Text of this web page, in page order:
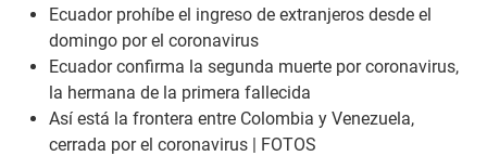
Ecuador prohíbe el ingreso de extranjeros desde el
domingo por el coronavirus
Ecuador confirma la segunda muerte por coronavirus,
la hermana de la primera fallecida
Así está la frontera entre Colombia y Venezuela,
cerrada por el coronavirus | FOTOS